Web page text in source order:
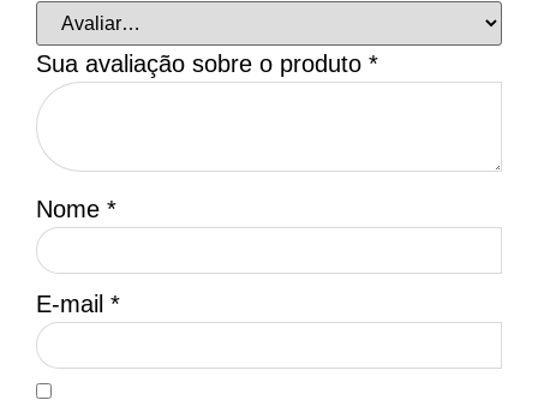
Sua avaliação sobre o produto *
Nome *
E-mail *